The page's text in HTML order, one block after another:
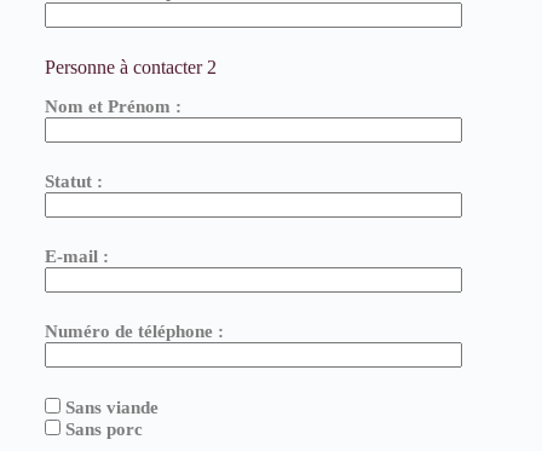
Personne à contacter 2
Nom et Prénom :
Statut :
E-mail :
Numéro de téléphone :
Sans viande
Sans porc